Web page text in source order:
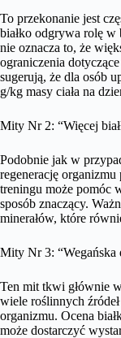
To przekonanie jest
białko odgrywa rolę w
nie oznacza to, że
ograniczenia
sugerują, że dla osób
g/kg masy ciała na
Mity Nr 2: “Więcej
Podobnie jak w
regenerację
treningu może pomóc
sposób znaczący.
minerałów, które
Mity Nr 3: “Wegańska
Ten mit tkwi głównie
wiele roślinnych
organizmu. Ocena
może dostarczyć